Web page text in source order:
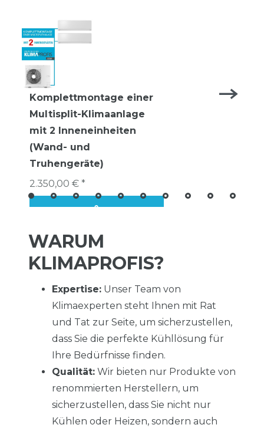
Komplettmontage einer
Multisplit-Klimaanlage
mit 2 Inneneinheiten
(Wand- und
Truhengeräte)
2.350,00 € *
WARUM
KLIMAPROFIS?
Expertise: Unser Team von
Klimaexperten steht Ihnen mit Rat
und Tat zur Seite, um sicherzustellen,
dass Sie die perfekte Kühllösung für
Ihre Bedürfnisse finden.
Qualität: Wir bieten nur Produkte von
renommierten Herstellern, um
sicherzustellen, dass Sie nicht nur
Kühlen oder Heizen, sondern auch